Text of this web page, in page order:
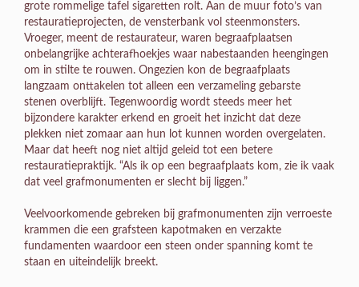
grote rommelige tafel sigaretten rolt. Aan de muur foto’s van
restauratieprojecten, de vensterbank vol steenmonsters.
Vroeger, meent de restaurateur, waren begraafplaatsen
onbelangrijke achterafhoekjes waar nabestaanden heengingen
om in stilte te rouwen. Ongezien kon de begraafplaats
langzaam onttakelen tot alleen een verzameling gebarste
stenen overblijft. Tegenwoordig wordt steeds meer het
bijzondere karakter erkend en groeit het inzicht dat deze
plekken niet zomaar aan hun lot kunnen worden overgelaten.
Maar dat heeft nog niet altijd geleid tot een betere
restauratiepraktijk. “Als ik op een begraafplaats kom, zie ik vaak
dat veel grafmonumenten er slecht bij liggen.”
Veelvoorkomende gebreken bij grafmonumenten zijn verroeste
krammen die een grafsteen kapotmaken en verzakte
fundamenten waardoor een steen onder spanning komt te
staan en uiteindelijk breekt.